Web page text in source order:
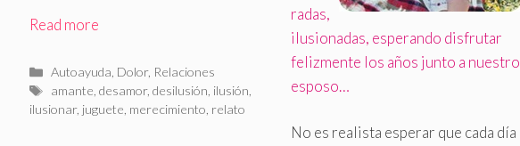
Read more
Categorías
Autoayuda Dolor, Relaciones
Etiquetas
amante desamor, desilusión ilusión
ilusionar, juguete merecimiento relato
radas,
ilusionadas, esperando disfrutar
felizmente los años junto a nuestro
esposo…
No es realista esperar que cada día